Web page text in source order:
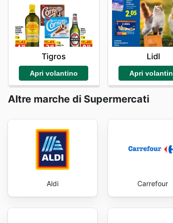
un'opportunità concreta per fare
trasparenza e la convenienza sono i
rendendolo un partner ideale per la
start saving now.
Tigros
Apri volantino
Lidl
Apri
Altre marche di Supermercati
Aldi Carrefour